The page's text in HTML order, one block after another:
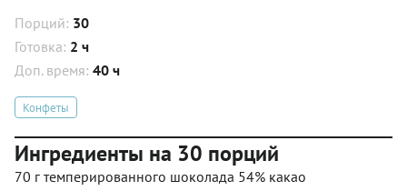
Порций: 30
Готовка: 2 ч
Доп. время: 40 ч
Конфеты
Ингредиенты на 30 порций
70 г темперированного шоколада 54% какао